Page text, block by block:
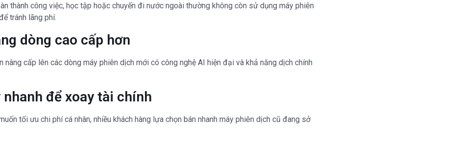
thành công việc, học tập hoặc chuyến đi nước ngoài thường không còn sử dụng máy phiên
tránh lãng phí.
dòng cao cấp hơn
nâng cấp lên các dòng máy phiên dịch mới có công nghệ AI hiện đại và khả năng dịch chính
nhanh để xoay tài chính
tối ưu chi phí cá nhân, nhiều khách hàng lựa chọn bán nhanh máy phiên dịch cũ đang sở